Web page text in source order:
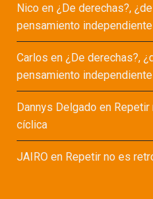
Nicoen ¿De derechas?,
pensamiento independiente
Carlos en ¿De derechas?,
pensamiento independiente
Dannys Delgadoen Repetir
cíclica
JAIROen Repetir no es